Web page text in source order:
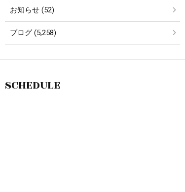
お知らせ (52)
ブログ (5,258)
SCHEDULE